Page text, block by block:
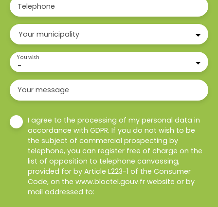
Telephone
Your municipality
-
You wish
Your message
I agree to the processing of my personal data in
accordance with GDPR. If you do not wish to be
the subject of commercial prospecting by
telephone, you can register free of charge on the
list of opposition to telephone canvassing,
provided for by Article L223-1 of the Consumer
Code, on the www.bloctel.gouv.fr website or by
mail addressed to: